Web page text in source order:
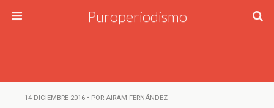
Puroperiodismo
14 DICIEMBRE 2016 • POR AIRAM FERNÁNDEZ